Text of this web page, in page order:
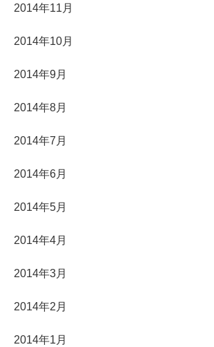
2014年11月
2014年10月
2014年9月
2014年8月
2014年7月
2014年6月
2014年5月
2014年4月
2014年3月
2014年2月
2014年1月